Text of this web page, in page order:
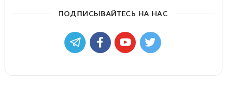
ПОДПИСЫВАЙТЕСЬ НА НАС